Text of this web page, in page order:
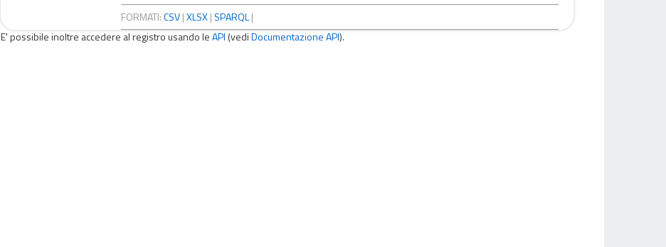
FORMATI:CSV |XLSX | SPARQL |
E' possibile inoltre accedere al registro usando leAPI (vediDocumentazione API).